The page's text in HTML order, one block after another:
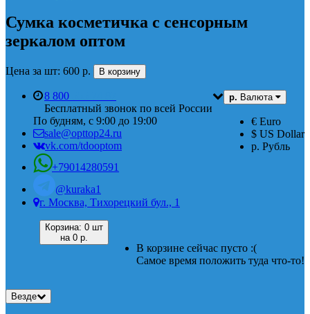
Сумка косметичка с сенсорным
зеркалом оптом
Цена за шт: 600 р. В корзину
р. Валюта
€ Euro
$ US Dollar
р. Рубль
8 800
Бесплатный звонок по всей России
По будням, с 9:00 до 19:00
sale@opttop24.ru
vk.com/tdooptom
+79014280591
@kuraka1
г. Москва, Тихорецкий бул., 1
Корзина: 0 шт
на 0 р.
В корзине сейчас пусто :(
Самое время положить туда что-то!
Везде